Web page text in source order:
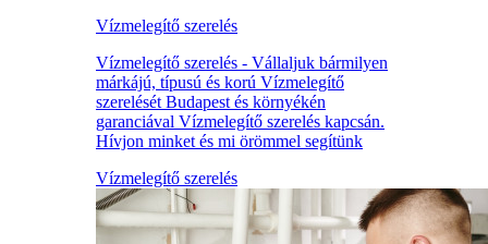
Vízmelegítő szerelés
Vízmelegítő szerelés - Vállaljuk bármilyen
márkájú, típusú és korú Vízmelegítő
szerelését Budapest és környékén
garanciával Vízmelegítő szerelés kapcsán.
Hívjon minket és mi örömmel segítünk
Vízmelegítő szerelés